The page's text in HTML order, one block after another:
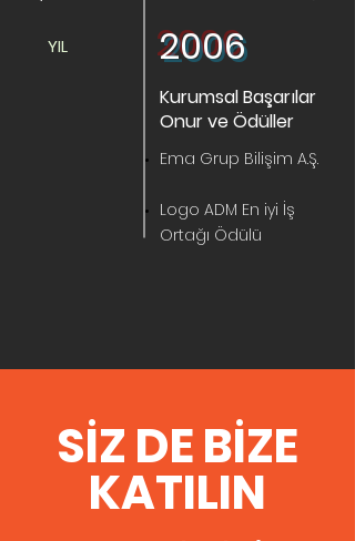
YIL 2006
Kurumsal Başarılar
Onur ve Ödüller
Ema Grup Bilişim A.Ş.
Logo ADM En iyi İş
Ortağı Ödülü
SİZ DE BİZE
KATILIN